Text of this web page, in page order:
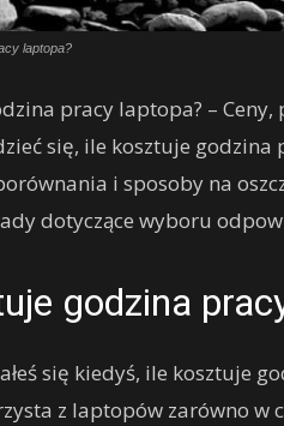
laptopa?
pracy laptopa? –
się, ile kosztuje
i sposoby na
dotyczące wyboru
godzina
się kiedyś, ile kosztuje
z laptopów zarówno w